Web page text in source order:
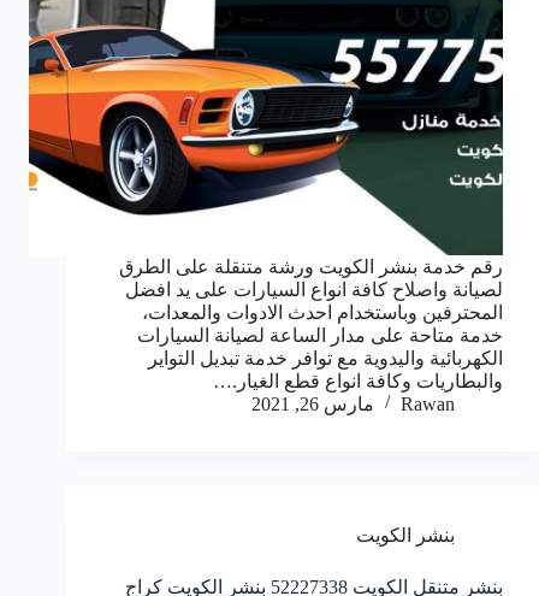
رقم خدمة بنشر الكويت ورشة متنقلة على الطرق
لصيانة واصلاح كافة انواع السيارات على يد افضل
المحترفين وباستخدام احدث الادوات والمعدات،
خدمة متاحة على مدار الساعة لصيانة السيارات
الكهربائية واليدوية مع توافر خدمة تبديل التواير
والبطاريات وكافة انواع قطع الغيار.…
Rawan
مارس 26, 2021
بنشر الكويت
بنشر متنقل الكويت 52227338 بنشر الكويت كراج